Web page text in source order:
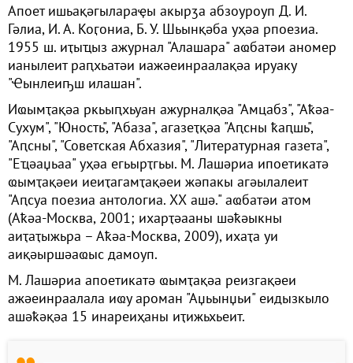
Апоет ишьақәгылараҿы акырӡа абзоуроуп Д. И.
Гәлиа, И. А. Коӷониа, Б. У. Шьынқәба уҳәа рпоезиа.
1955 ш. иҭыҵыз ажурнал "Алашара" аҩбатәи аномер
ианылеит раԥхьатәи иажәеинраалақәа ируаку
"Ҽынлеиҧш илашан".
Иҩымҭақәа ркьыԥхьуан ажурналқәа "Амцабз", "Аҟәа-
Сухум", "Юность", "Абаза", агазеҭқәа "Аԥсны ҟаԥшь",
"Аԥсны", "Советская Абхазия", "Литературная газета",
"Еҵәаџьаа" уҳәа егьырҭгьы. М. Лашәриа ипоетикатә
ҩымҭақәеи иеиҭагамҭақәеи жәпакы агәылалеит
"Аԥсуа поезиа антологиа. ХХ ашә." аҩбатәи атом
(Аҟәа-Москва, 2001; ихарҭәааны шәҟәыкны
аиҭаҭыжьра – Аҟәа-Москва, 2009), ихаҭа уи
аиқәыршәаҩыс дамоуп.
М. Лашәриа апоетикатә ҩымҭақәа реизгақәеи
ажәеинраалала иҩу ароман "Аџьынџьи" еидызкыло
ашәҟәқәа 15 инареиҳаны иҭижьхьеит.